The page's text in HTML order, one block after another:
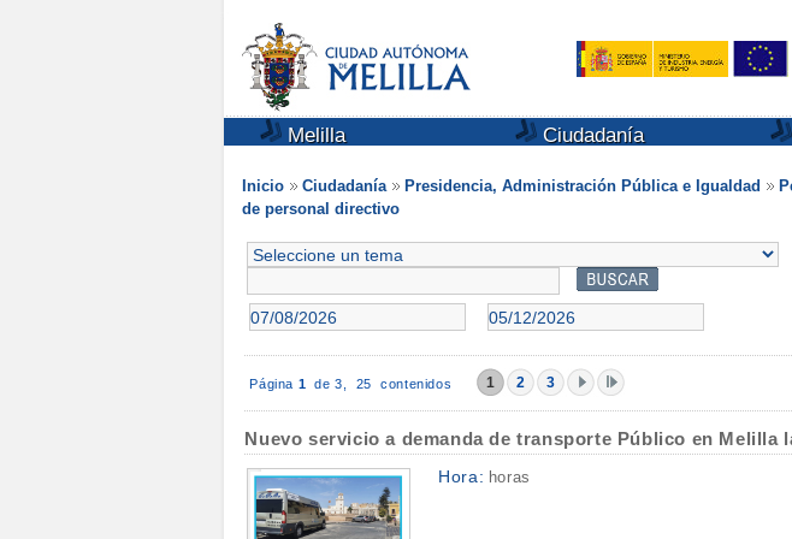
Melilla Ciudadanía
Inicio Ciudadanía Presidencia, Administración Pública e Igualdad
de personal directivo
Página 1 de 3, 25 contenidos 1 2 3
Nuevo servicio a demanda de transporte Público en Melilla
Hora: horas